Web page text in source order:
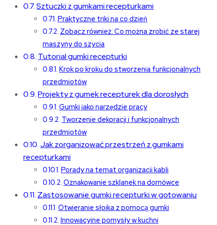
Sztuczki z gumkami recepturkami
Praktyczne triki na co dzień
Zobacz również: Co można zrobić ze starej
maszyny do szycia
Tutorial gumki recepturki
Krok po kroku do stworzenia funkcjonalnych
przedmiotów
Projekty z gumek recepturek dla dorosłych
Gumki jako narzędzie pracy
Tworzenie dekoracji i funkcjonalnych
przedmiotów
Jak zorganizować przestrzeń z gumkami
recepturkami
Porady na temat organizacji kabli
Oznakowanie szklanek na domówce
Zastosowanie gumki recepturki w gotowaniu
Otwieranie słoika z pomocą gumki
Innowacyjne pomysły w kuchni